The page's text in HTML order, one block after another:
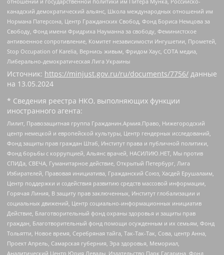
канадский демократический альянс, Школа международных отношений им
Нормана Патерсона, Центр Гражданских Свобод, Фонд Бориса Немцова за
Свободу, Фонд имени Фридриха Науманна за свободу, Феминистское
антивоенное сопротивление, Комитет независимости Ингушетии, Прометей,
Stop Occupation of Karelia, Вернись живым, Фридом Хаус, СОТА медиа,
Либерально-демократическая Лига Украины
Источник: https://minjust.gov.ru/ru/documents/7756/ данные
на 13.05.2024
* Сведения реестра НКО, выполняющих функции
иностранного агента:
Лилит, Правозащитная группа Гражданин.Армия.Право, Нижегородский
центр немецкой и европейской культуры, Центр гендерных исследований,
Фонд защиты прав граждан Штаб, Институт права и публичной политики,
Фонд борьбы с коррупцией, Альянс врачей, НАСИЛИЮ.НЕТ, Мы против
СПИДа, СВЕЧА, Гуманитарное действие, Открытый Петербург, Лига
Избирателей, Правовая инициатива, Гражданский Союз, Хасдей Ерушалаим,
Центр поддержки и содействия развитию средств массовой информации,
Горячая Линия, В защиту прав заключенных, Институт глобализации и
социальных движений, Центр социально-информационных инициатив
Действие, Благотворительный фонд охраны здоровья и защиты прав
граждан, Благотворительный фонд помощи осужденным и их семьям, Фонд
Тольятти, Новое время, Серебряная тайга, Так-Так-Так, Сова, центр Анна,
Проект Апрель, Самарская губерния, Эра здоровья, Мемориал,
Аналитический Центр Юрия Левады, Издательство Парк Гагарина, Фонд